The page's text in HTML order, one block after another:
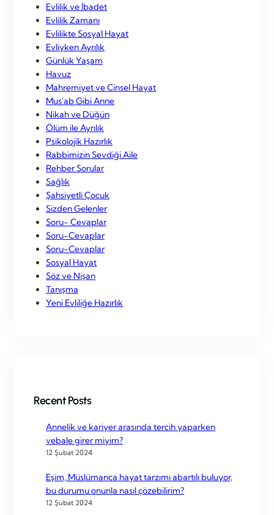
Evlilik ve İbadet
Evlilik Zamanı
Evlilikte Sosyal Hayat
Evliyken Ayrılık
Günlük Yaşam
Havuz
Mahremiyet ve Cinsel Hayat
Mus'ab Gibi Anne
Nikah ve Düğün
Ölüm ile Ayrılık
Psikolojik Hazırlık
Rabbimizin Sevdiği Aile
Rehber Sorular
Sağlık
Şahsiyetli Çocuk
Sizden Gelenler
Soru- Cevaplar
Soru-Cevaplar
Soru-Cevaplar
Sosyal Hayat
Söz ve Nişan
Tanışma
Yeni Evliliğe Hazırlık
Recent Posts
Annelik ve kariyer arasında tercih yaparken
vebale girer miyim?
12 Şubat 2024
Eşim, Müslümanca hayat tarzımı abartılı buluyor,
bu durumu onunla nasıl çözebilirim?
12 Şubat 2024